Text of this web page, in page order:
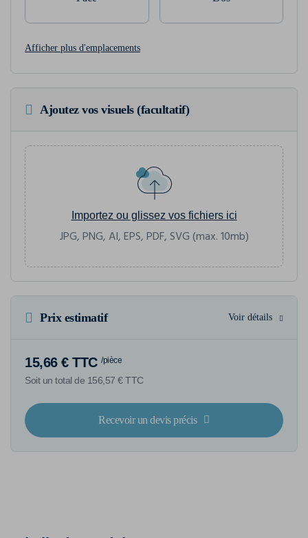
Afficher plus d'emplacements
Ajoutez vos visuels (facultatif)
Importez ou glissez vos fichiers ici
JPG, PNG, AI, EPS, PDF, SVG (max. 10mb)
Prix estimatif Voir détails
15,66 € TTC /pièce
Soit un total de 156,57 € TTC
Recevoir un devis précis